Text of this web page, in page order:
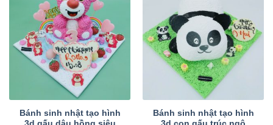
Bánh sinh nhật tạo hình
Bánh sinh nhật tạo hình